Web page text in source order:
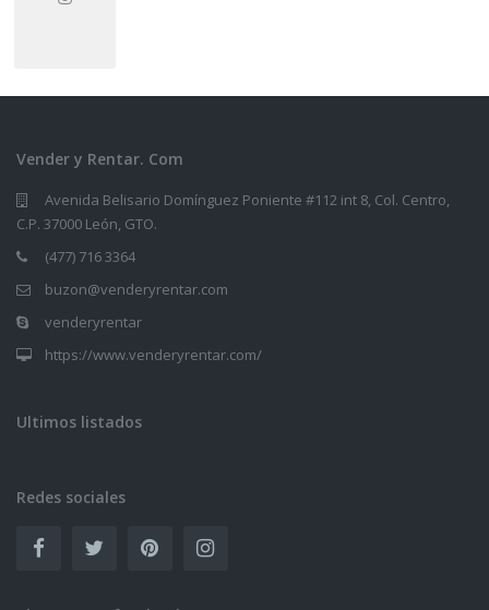
Vender y Rentar. Com
Avenida Belisario Domínguez Poniente #112 int 8, Col. Centro,
C.P. 37000 León, GTO.
(477) 716 3364
buzon@venderyrentar.com
venderyrentar
https://www.venderyrentar.com/
Ultimos listados
Redes sociales